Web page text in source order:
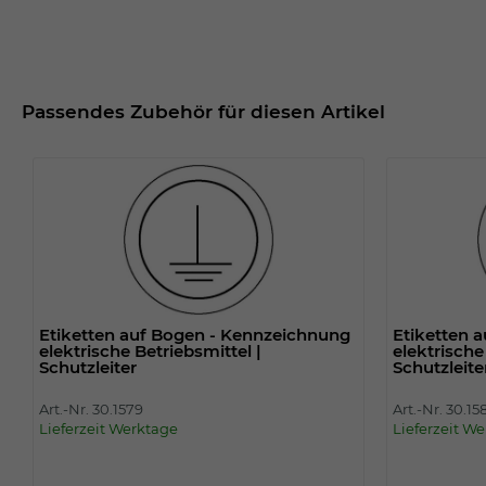
Passendes Zubehör für diesen Artikel
Etiketten auf Bogen - Kennzeichnung
elektrische Betriebsmittel |
Schutzleiter
Art.-Nr. 30.1579
Lieferzeit Werktage
Etiketten
Art.-Nr.
Lieferzeit